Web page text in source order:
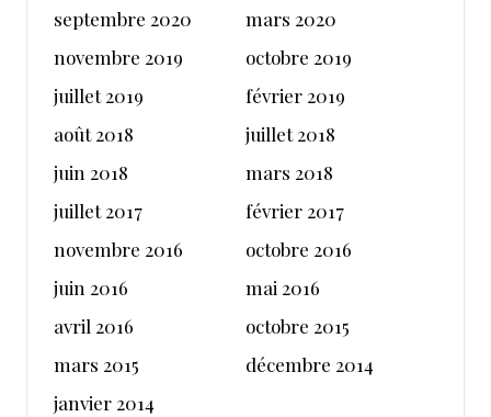
septembre 2020
mars 2020
novembre 2019
octobre 2019
juillet 2019
février 2019
août 2018
juillet 2018
juin 2018
mars 2018
juillet 2017
février 2017
novembre 2016
octobre 2016
juin 2016
mai 2016
avril 2016
octobre 2015
mars 2015
décembre 2014
janvier 2014